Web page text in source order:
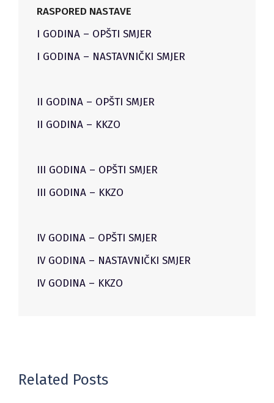
RASPORED NASTAVE
I GODINA – OPŠTI SMJER
I GODINA – NASTAVNIČKI SMJER
II GODINA – OPŠTI SMJER
II GODINA – KKZO
III GODINA – OPŠTI SMJER
III GODINA – KKZO
IV GODINA – OPŠTI SMJER
IV GODINA – NASTAVNIČKI SMJER
IV GODINA – KKZO
Related Posts